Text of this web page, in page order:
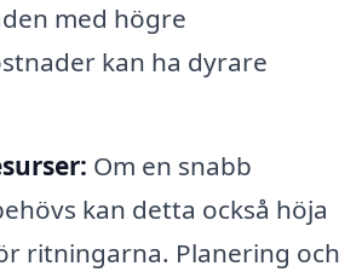
med högre
kan ha dyrare
Om en snabb
kan detta också höja
ritningarna. Planering och